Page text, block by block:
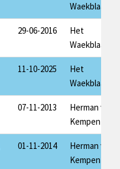
Waekblaad
29-06-2016
Het
Waekblaad
11-10-2025
Het
Waekblaad
07-11-2013
Herman van
Kempen
01-11-2014
Herman van
Kempen